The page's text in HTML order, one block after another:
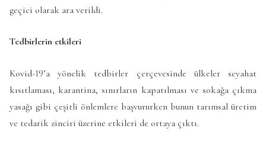
geçici olarak ara verildi.
Tedbirlerin etkileri
Kovid-19’a yönelik tedbirler çerçevesinde ülkeler seyahat
kısıtlaması, karantina, sınırların kapatılması ve sokağa çıkma
yasağı gibi çeşitli önlemlere başvururken bunun tarımsal üretim
ve tedarik zinciri üzerine etkileri de ortaya çıktı.